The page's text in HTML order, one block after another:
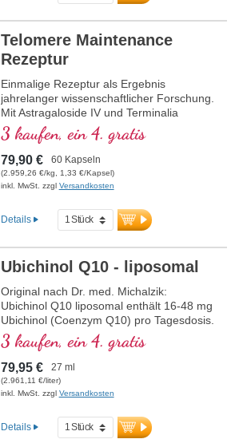
Telomere Maintenance
Rezeptur
Einmalige Rezeptur als Ergebnis
jahrelanger wissenschaftlicher Forschung.
Mit Astragaloside IV und Terminalia
chebula und Vitamin D, welches eine
Funktion bei der Zellteilung hat.
3 kaufen, ein 4. gratis
79,90 € 60 Kapseln
(2.959,26 €/kg, 1,33 €/Kapsel)
inkl. MwSt. zzgl Versandkosten
Details
Ubichinol Q10 - liposomal
Original nach Dr. med. Michalzik:
Ubichinol Q10 liposomal enthält 16-48 mg
Ubichinol (Coenzym Q10) pro Tagesdosis.
Dieses hochwertige
Nahrungsergänzungsmittel ist frei von
Zusatzstoffen und wird in Deutschland
hergestellt. Die Versiegelung ist
aluminiumfrei.
Q10 - liposomal
3 kaufen, ein 4. gratis
79,95 € 27 ml
(2.961,11 €/liter)
inkl. MwSt. zzgl Versandkosten
Details